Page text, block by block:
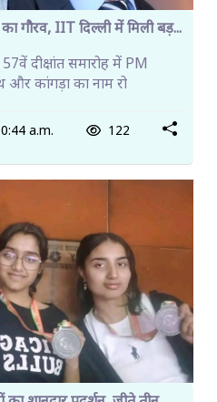
गौरव, IIT दिल्ली में मिली बड़...
दीक्षांत समारोह में PM
कांगड़ा का नाम रो
a.m. 122